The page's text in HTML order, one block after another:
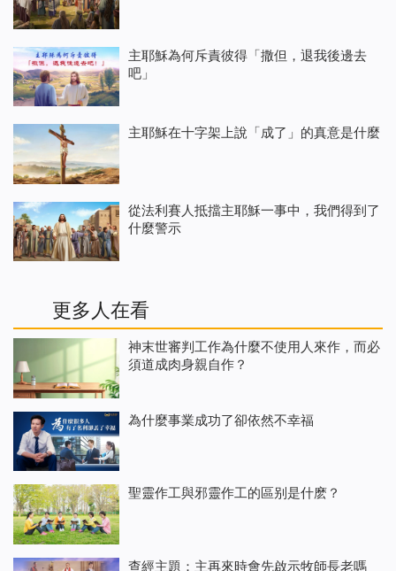
主耶穌為何斥責彼得「撒但，退我後邊去
吧」
主耶穌在十字架上說「成了」的真意是什麼
從法利賽人抵擋主耶穌一事中，我們得到了
什麼警示
更多人在看
神末世審判工作為什麼不使用人來作，而必
須道成肉身親自作？
為什麼事業成功了卻依然不幸福
聖靈作工與邪靈作工的區别是什麽？
查經主題：主再來時會先啟示牧師長老嗎